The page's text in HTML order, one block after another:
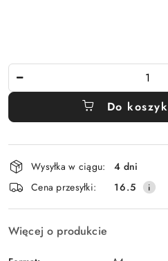
Do
Dostępność
i
dostawa
Wysyłka w ciągu:
4 dni
Cena przesyłki:
16.5
Więcej o produkcie